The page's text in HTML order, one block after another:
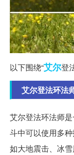
以下围绕“艾尔登
艾尔登法环法
艾尔登法环法师
斗中可以使用多
如大地震击、冰雪